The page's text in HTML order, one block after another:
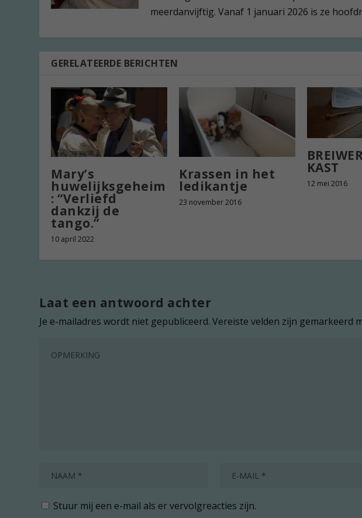
meerdanvijftig. Vanaf 1 januari 2026 is ze
GERELATEERDE BERICHTEN
Mary’s
huwelijksgeheim
: “Verliefd
dankzij de
tango.”
10 april 2022
Krassen in het
ledikantje
23 november 2016
KAST
12 mei 2016
Laat een antwoord achter
Je e-mailadres wordt niet gepubliceerd. Vereiste velden zijn gemarkeerd
Stuur mij een e-mail als er vervolgreacties zijn.